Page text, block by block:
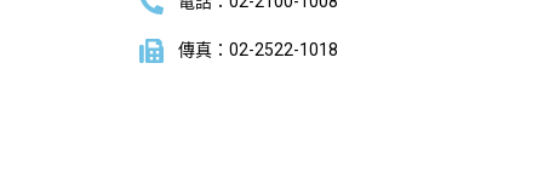
傳真：02-2522-1018